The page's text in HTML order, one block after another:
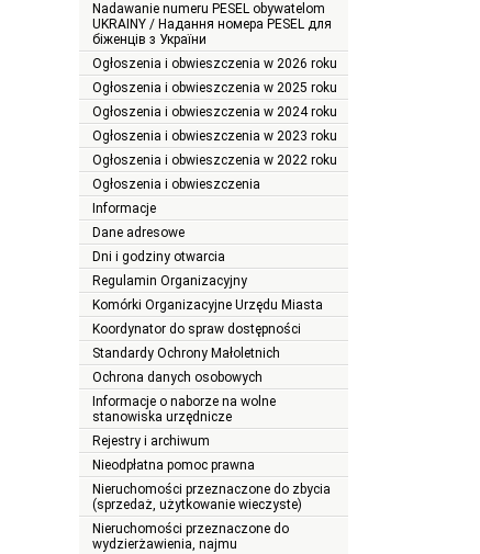
Nadawanie numeru PESEL obywatelom
UKRAINY / Надання номера PESEL для
біженців з України
Ogłoszenia i obwieszczenia w 2026 roku
Ogłoszenia i obwieszczenia w 2025 roku
Ogłoszenia i obwieszczenia w 2024 roku
Ogłoszenia i obwieszczenia w 2023 roku
Ogłoszenia i obwieszczenia w 2022 roku
Ogłoszenia i obwieszczenia
Informacje
Dane adresowe
Dni i godziny otwarcia
Regulamin Organizacyjny
Komórki Organizacyjne Urzędu Miasta
Koordynator do spraw dostępności
Standardy Ochrony Małoletnich
Ochrona danych osobowych
Informacje o naborze na wolne
stanowiska urzędnicze
Rejestry i archiwum
Nieodpłatna pomoc prawna
Nieruchomości przeznaczone do zbycia
(sprzedaż, użytkowanie wieczyste)
Nieruchomości przeznaczone do
wydzierżawienia, najmu